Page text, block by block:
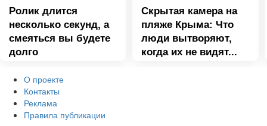
Ролик длится
несколько секунд, а
смеяться вы будете
долго
Скрытая камера на
пляже Крыма: Что
люди вытворяют,
когда их не видят...
О проекте
Контакты
Реклама
Правила публикации